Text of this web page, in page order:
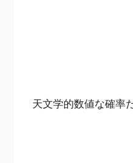
天文学的数値な確率